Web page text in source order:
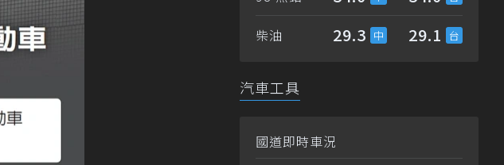
柴油 29.3 29.1
汽車工具
國道即時車況